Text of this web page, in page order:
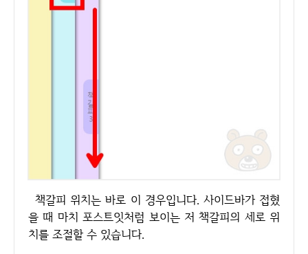
책갈피 위치는 바로 이 경우입니다. 사이드바가 접혔
을 때 마치 포스트잇처럼 보이는 저 책갈피의 세로 위
치를 조절할 수 있습니다.